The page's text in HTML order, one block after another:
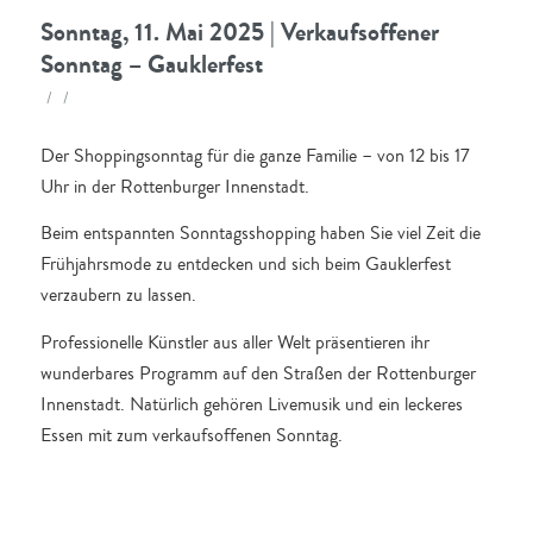
Sonntag, 11. Mai 2025 | Verkaufsoffener
Sonntag – Gauklerfest
/ /
Der Shoppingsonntag für die ganze Familie – von 12 bis 17
Uhr in der Rottenburger Innenstadt.
Beim entspannten Sonntagsshopping haben Sie viel Zeit die
Frühjahrsmode zu entdecken und sich beim Gauklerfest
verzaubern zu lassen.
Professionelle Künstler aus aller Welt präsentieren ihr
wunderbares Programm auf den Straßen der Rottenburger
Innenstadt. Natürlich gehören Livemusik und ein leckeres
Essen mit zum verkaufsoffenen Sonntag.